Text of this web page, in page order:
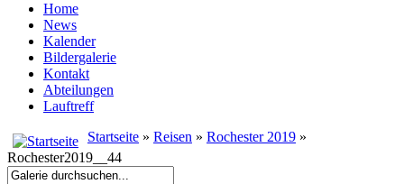
Home
News
Kalender
Bildergalerie
Kontakt
Abteilungen
Lauftreff
Startseite » Reisen » Rochester 2019 »
Rochester2019__44